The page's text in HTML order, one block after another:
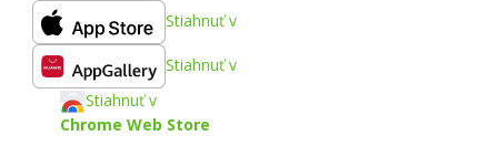
Stiahnuť v
Stiahnuť v
Stiahnuť v
Chrome Web Store